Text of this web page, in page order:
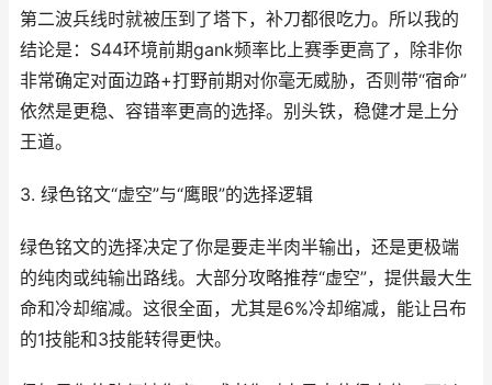
第二波兵线时就被压到了塔下，补刀都很吃力。所以我的
结论是：S44环境前期gank频率比上赛季更高了，除非你
非常确定对面边路+打野前期对你毫无威胁，否则带“宿命”
依然是更稳、容错率更高的选择。别头铁，稳健才是上分
王道。
3. 绿色铭文“虚空”与“鹰眼”的选择逻辑
绿色铭文的选择决定了你是要走半肉半输出，还是更极端
的纯肉或纯输出路线。大部分攻略推荐“虚空”，提供最大生
命和冷却缩减。这很全面，尤其是6%冷却缩减，能让吕布
的1技能和3技能转得更快。